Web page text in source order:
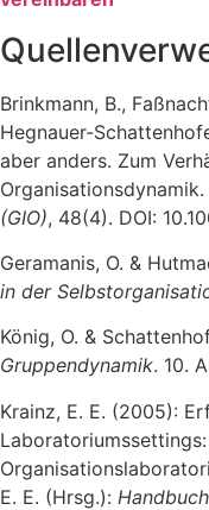
Brinkmann, B.,
Hegnauer-
aber anders. Zum
Organisationsdynamik.
(GIO), 48(4). DOI:
Geramanis, O. &
in der
König, O. &
Gruppendynamik. 10.
Krainz, E. E. (2005):
E. E. (Hrsg.):